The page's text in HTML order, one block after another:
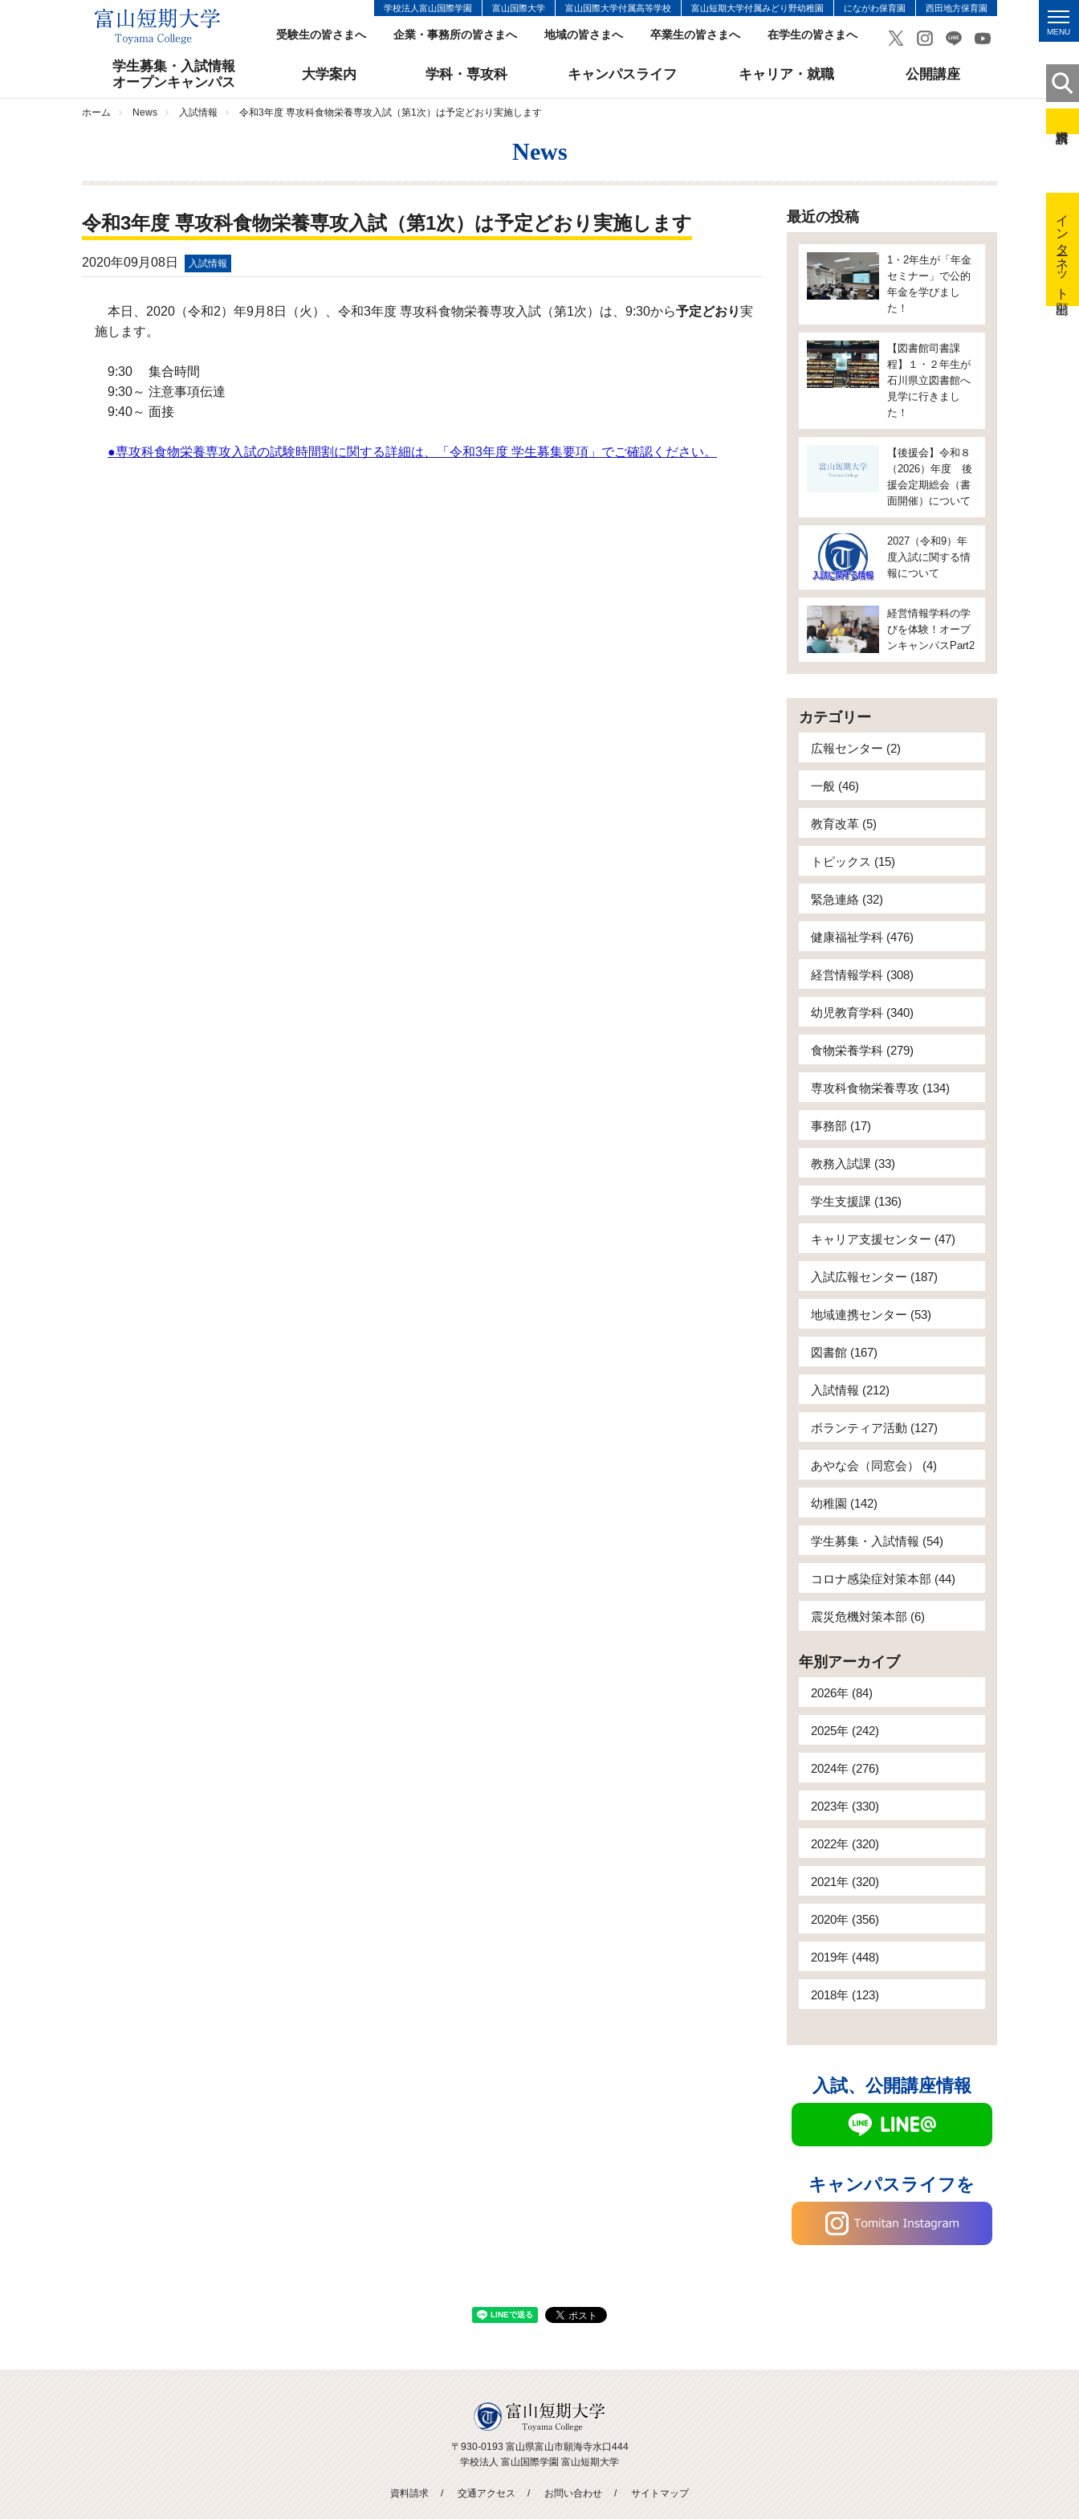
学校法人富山国際学園 富山国際大学 富山国際大学付属高等学校 富山短期大学付属みどり野幼稚園 にながわ保育園 西田地方保育園
受験生の皆さまへ 企業・事務所の皆さまへ 地域の皆さまへ 卒業生の皆さまへ 在学生の皆さまへ MENU
学生募集・入試情報
オープンキャンパス
大学案内 学科・専攻科 キャンパスライフ キャリア・就職 公開講座
インターネット出願
ホーム News 入試情報 令和3年度 専攻科食物栄養専攻入試（第1次）は予定どおり実施します
News
令和3年度 専攻科食物栄養専攻入試（第1次）は予定どおり実施します
2020年09月08日 入試情報
本日、2020（令和2）年9月8日（火）、令和3年度 専攻科食物栄養専攻入試（第1次）は、9:30から予定どおり実
施します。
9:30 集合時間
9:30～ 注意事項伝達
9:40～ 面接
●専攻科食物栄養専攻入試の試験時間割に関する詳細は、「令和3年度 学生募集要項」でご確認ください。
最近の投稿
1・2年生が「年金
セミナー」で公的
年金を学びまし
た！
【図書館司書課
程】１・２年生が
石川県立図書館へ
見学に行きまし
た！
【後援会】令和８
（2026）年度 後
援会定期総会（書
面開催）について
2027（令和9）年
度入試に関する情
報について
経営情報学科の学
びを体験！オープ
ンキャンパスPart2
カテゴリー
広報センター (2)
一般 (46)
教育改革 (5)
トピックス (15)
緊急連絡 (32)
健康福祉学科 (476)
経営情報学科 (308)
幼児教育学科 (340)
食物栄養学科 (279)
専攻科食物栄養専攻 (134)
事務部 (17)
教務入試課 (33)
学生支援課 (136)
キャリア支援センター (47)
入試広報センター (187)
地域連携センター (53)
図書館 (167)
入試情報 (212)
ボランティア活動 (127)
あやな会（同窓会） (4)
幼稚園 (142)
学生募集・入試情報 (54)
コロナ感染症対策本部 (44)
震災危機対策本部 (6)
年別アーカイブ
2026年 (84)
2025年 (242)
2024年 (276)
2023年 (330)
2022年 (320)
2021年 (320)
2020年 (356)
2019年 (448)
2018年 (123)
入試、公開講座情報
キャンパスライフを
〒930-0193 富山県富山市願海寺水口444
学校法人 富山国際学園 富山短期大学
資料請求 交通アクセス お問い合わせ サイトマップ